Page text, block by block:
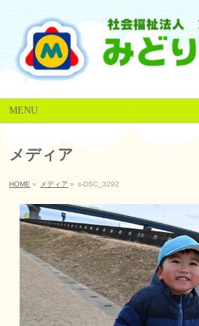
MENU
メディア
HOME » メディア » s-DSC_3292